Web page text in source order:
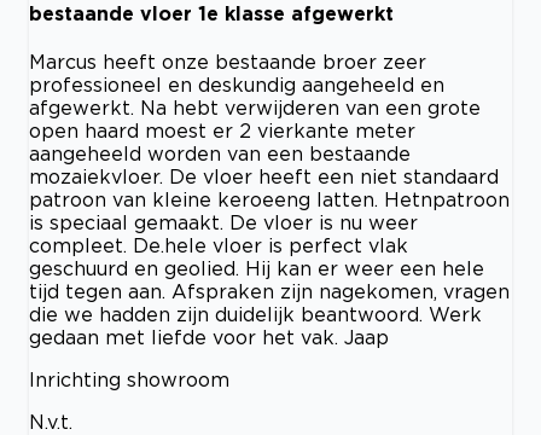
bestaande vloer 1e klasse afgewerkt
Marcus heeft onze bestaande broer zeer
professioneel en deskundig aangeheeld en
afgewerkt. Na hebt verwijderen van een grote
open haard moest er 2 vierkante meter
aangeheeld worden van een bestaande
mozaiekvloer. De vloer heeft een niet standaard
patroon van kleine keroeeng latten. Hetnpatroon
is speciaal gemaakt. De vloer is nu weer
compleet. De.hele vloer is perfect vlak
geschuurd en geolied. Hij kan er weer een hele
tijd tegen aan. Afspraken zijn nagekomen, vragen
die we hadden zijn duidelijk beantwoord. Werk
gedaan met liefde voor het vak. Jaap
Inrichting showroom
N.v.t.